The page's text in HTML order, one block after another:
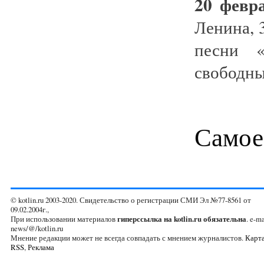
Ленина,
песни
© kotlin.ru 2003-2020. Свидетельство о регистрации СМИ Эл №77-8561 от
09.02.2004г.,
При использовании материаловгиперссылка на kotlin.ru обязательна. e-
news/@/kotlin.ru
Мнение редакции может не всегда совпадать с мнением журналистов.
RSS,Реклама